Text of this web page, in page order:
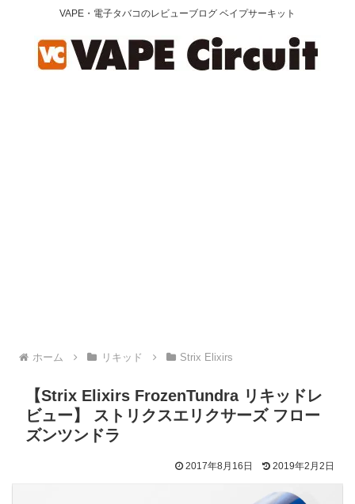
VAPE・電子タバコのレビューブログ ベイプサーキット
ホーム リキッド Strix Elixirs
【Strix Elixirs FrozenTundra リキッドレ
ビュー】 ストリクスエリクサーズ フロー
ズンツンドラ
2017年8月16日 2019年2月2日